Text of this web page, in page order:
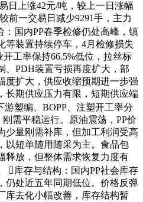
日上涨42元/吨，较上一日涨幅
前一交易日减少9291手，主力
：国内PP春季检修仍处高峰，镇
等装置持续停车，4月检修损失
工率保持66.5%低位，拉丝标
、PDH装置亏损再度扩大，部
度扩大，供应收缩预期进一步强
长期供应压力有限，短期供应端
塑编、BOPP、注塑开工率分
刚需平稳运行。原油震荡，PP价
少量刚需补库，但加工利润受高
以短单随用随采为主。食品包
释放，但整体需求恢复力度有
库存与结构：国内PP社会库存
仍处近五年同期低位。价格反弹
库去化小幅改善，库存结构暂